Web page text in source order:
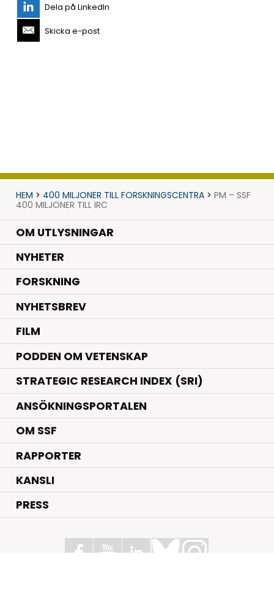
Dela på LinkedIn
Skicka e-post
HEM > 400 MILJONER TILL FORSKNINGSCENTRA> PM – SSF
400 MILJONER TILL IRC
OM UTLYSNINGAR
NYHETER.
FORSKNING.
NYHETSBREV
FILM
PODDEN OM VETENSKAP
STRATEGIC RESEARCH INDEX (SRI)
ANSÖKNINGSPORTALEN
OM SSF
RAPPORTER
KANSLI
PRESS